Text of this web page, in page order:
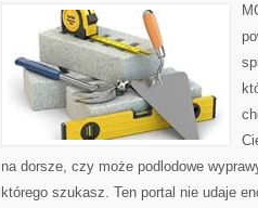
na dorsze, czy może podlodowe
którego szukasz. Ten portal nie udaje